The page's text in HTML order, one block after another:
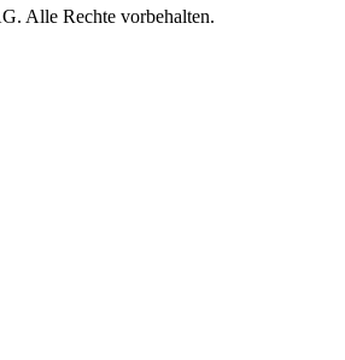
Alle Rechte vorbehalten.